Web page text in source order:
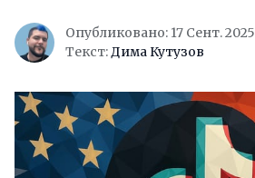
Опубликовано: 17 Сент. 2025
Текст:Дима Кутузов